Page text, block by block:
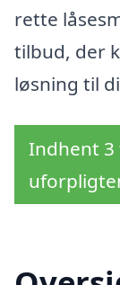
rette
tilbud, der
løsning til
Indhent 3